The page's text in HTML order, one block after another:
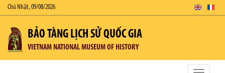
Chủ Nhật, 09/08/2026
BẢO TÀNG LỊCH SỬ QUỐC GIA
VIETNAM NATIONAL MUSEUM OF HISTORY